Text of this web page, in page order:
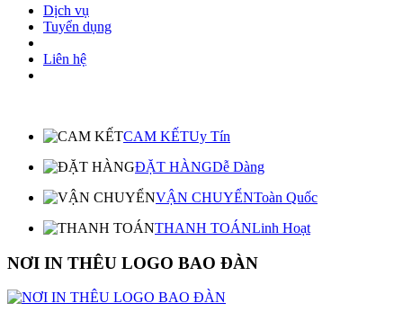
Dịch vụ
Tuyển dụng
Liên hệ
CAM KẾTUy Tín
ĐẶT HÀNGDễ Dàng
VẬN CHUYỂNToàn Quốc
THANH TOÁNLinh Hoạt
NƠI IN THÊU LOGO BAO ĐÀN